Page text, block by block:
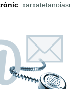
: